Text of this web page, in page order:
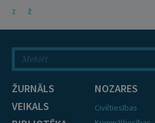
Z
Ž
ŽURNĀLS
VEIKALS
NOZARES
Civiltiesības